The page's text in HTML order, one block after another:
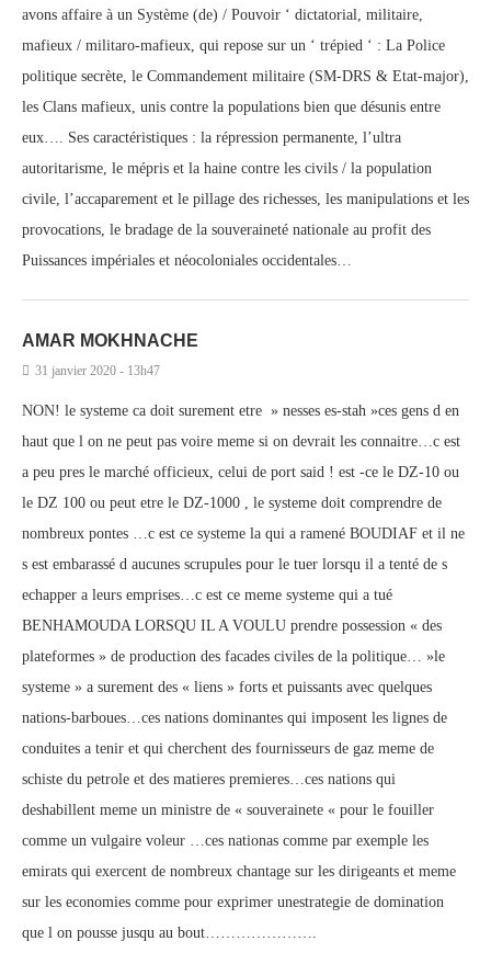
avons affaire à un Système (de) / Pouvoir ‘ dictatorial, militaire,
mafieux / militaro-mafieux, qui repose sur un ‘ trépied ‘ : La Police
politique secrète, le Commandement militaire (SM-DRS & Etat-major),
les Clans mafieux, unis contre la populations bien que désunis entre
eux…. Ses caractéristiques : la répression permanente, l’ultra
autoritarisme, le mépris et la haine contre les civils / la population
civile, l’accaparement et le pillage des richesses, les manipulations et les
provocations, le bradage de la souveraineté nationale au profit des
Puissances impériales et néocoloniales occidentales…
AMAR MOKHNACHE
31 janvier 2020 - 13h47
NON! le systeme ca doit surement etre » nesses es-stah »ces gens d en
haut que l on ne peut pas voire meme si on devrait les connaitre…c est
a peu pres le marché officieux, celui de port said ! est -ce le DZ-10 ou
le DZ 100 ou peut etre le DZ-1000 , le systeme doit comprendre de
nombreux pontes …c est ce systeme la qui a ramené BOUDIAF et il ne
s est embarassé d aucunes scrupules pour le tuer lorsqu il a tenté de s
echapper a leurs emprises…c est ce meme systeme qui a tué
BENHAMOUDA LORSQU IL A VOULU prendre possession « des
plateformes » de production des facades civiles de la politique… »le
systeme » a surement des « liens » forts et puissants avec quelques
nations-barboues…ces nations dominantes qui imposent les lignes de
conduites a tenir et qui cherchent des fournisseurs de gaz meme de
schiste du petrole et des matieres premieres…ces nations qui
deshabillent meme un ministre de « souverainete « pour le fouiller
comme un vulgaire voleur …ces nationas comme par exemple les
emirats qui exercent de nombreux chantage sur les dirigeants et meme
sur les economies comme pour exprimer unestrategie de domination
que l on pousse jusqu au bout………………….